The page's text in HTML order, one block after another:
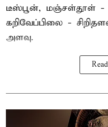
டீஸ்பூன், மஞ்சள்தூள் -
கறிவேப்பிலை -
அளவு.